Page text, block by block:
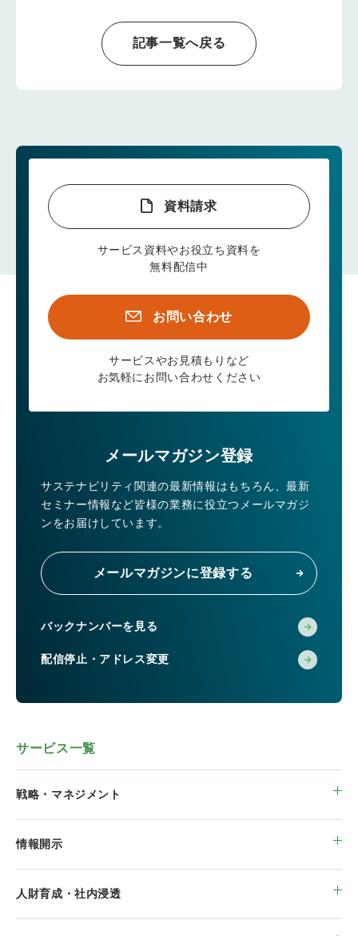
12月4日）
記事一覧へ戻る
提携（2019年3月26
日）
資料請求
サービス資料やお役立ち資料を
無料配信中
お問い合わせ
サービスやお見積もりなど
お気軽にお問い合わせください
メールマガジン登録
サステナビリティ関連の最新情報はもちろん、最新
セミナー情報など皆様の業務に役立つメールマガジ
ンをお届けしています。
メールマガジンに登録する
バックナンバーを見る
配信停止・アドレス変更
サービス一覧
戦略・マネジメント
情報開示
人財育成・社内浸透